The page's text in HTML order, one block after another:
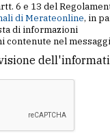
6 e 13 del
di Merateonline, in
di informazioni
contenute nel